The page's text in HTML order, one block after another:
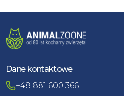
Dane kontaktowe
+48 881 600 366